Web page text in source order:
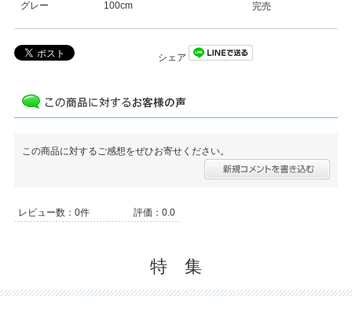
グレー 100cm 完売
シェア
この商品に対するご感想をぜひお寄せください。
レビュー数：0件 評価：0.0
特 集